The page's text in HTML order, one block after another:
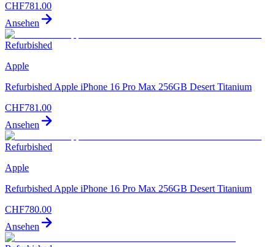
CHF781.00
Ansehen
Refurbished
Apple
Refurbished Apple iPhone 16 Pro Max 256GB Desert Titanium
CHF781.00
Ansehen
Refurbished
Apple
Refurbished Apple iPhone 16 Pro Max 256GB Desert Titanium
CHF780.00
Ansehen